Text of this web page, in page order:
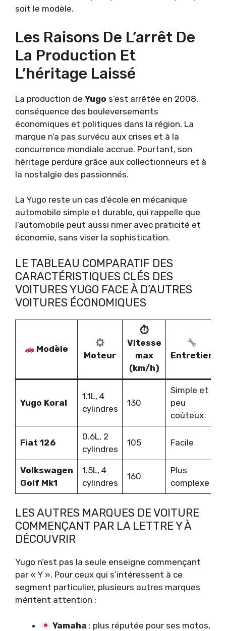
soit le modèle.
Les Raisons De L’arrêt De
La Production Et
L’héritage Laissé
La production de Yugo s’est arrêtée en 2008,
conséquence des bouleversements
économiques et politiques dans la région. La
marque n’a pas survécu aux crises et à la
concurrence mondiale accrue. Pourtant, son
héritage perdure grâce aux collectionneurs et à
la nostalgie des passionnés.
La Yugo reste un cas d’école en mécanique
automobile simple et durable, qui rappelle que
l’automobile peut aussi rimer avec praticité et
économie, sans viser la sophistication.
LE TABLEAU COMPARATIF DES
CARACTÉRISTIQUES CLÉS DES
VOITURES YUGO FACE À D’AUTRES
VOITURES ÉCONOMIQUES
Modèle
Moteur
⏱
Vitesse
max
(km/h)
Entretien
Yugo Koral
1.1L, 4
cylindres
130
Simple et
peu
coûteux
Fiat 126
0.6L, 2
cylindres
105 Facile
Volkswagen
Golf Mk1
1.5L, 4
cylindres
160
Plus
complexe
LES AUTRES MARQUES DE VOITURE
COMMENÇANT PAR LA LETTRE Y À
DÉCOUVRIR
Yugo n’est pas la seule enseigne commençant
par « Y ». Pour ceux qui s’intéressent à ce
segment particulier, plusieurs autres marques
méritent attention :
Yamaha : plus réputée pour ses motos,